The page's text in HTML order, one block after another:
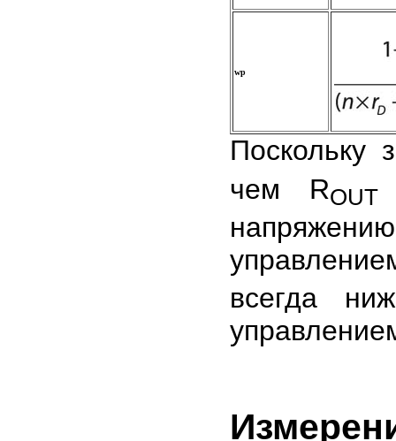
wp
Поскольку
чем ROUT
всегда